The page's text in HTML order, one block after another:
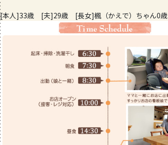
[本人]33歳 [夫]29歳 [長女]楓（かえで）ちゃん0歳